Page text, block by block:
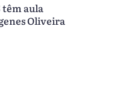
têm aula
Oliveira